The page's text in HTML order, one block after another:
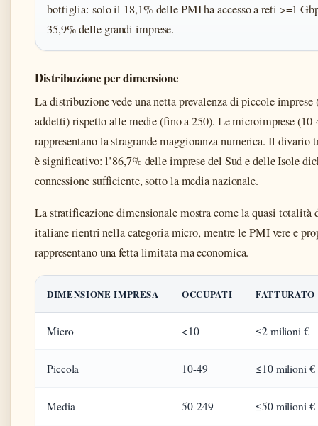
bottiglia: solo il 18,1% delle PMI ha accesso a reti >=1
35,9% delle grandi imprese.
Distribuzione per dimensione
La distribuzione vede una netta prevalenza di piccole imprese
addetti) rispetto alle medie (fino a 250). Le microimprese
rappresentano la stragrande maggioranza numerica. Il divario
è significativo: l’86,7% delle imprese del Sud e delle Isole
connessione sufficiente, sotto la media nazionale.
La stratificazione dimensionale mostra come la quasi totalità
italiane rientri nella categoria micro, mentre le PMI vere e
rappresentano una fetta limitata ma economica.
DIMENSIONE IMPRESA OCCUPATI
Micro <10 ≤2 milioni €
Piccola 10-49 ≤10 milioni €
Media 50-249 ≤50 milioni €